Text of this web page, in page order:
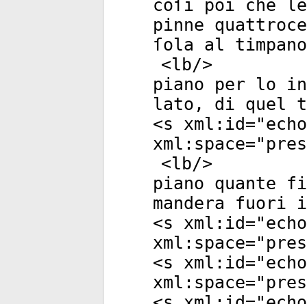
coſi poi che
pinne
ſola al
<lb/>
piano per lo
lato, di quel
<s xml:id="
xml:space="
<lb/>
piano quante
mandera
<s xml:id="
xml:space="
<s xml:id="
xml:space="